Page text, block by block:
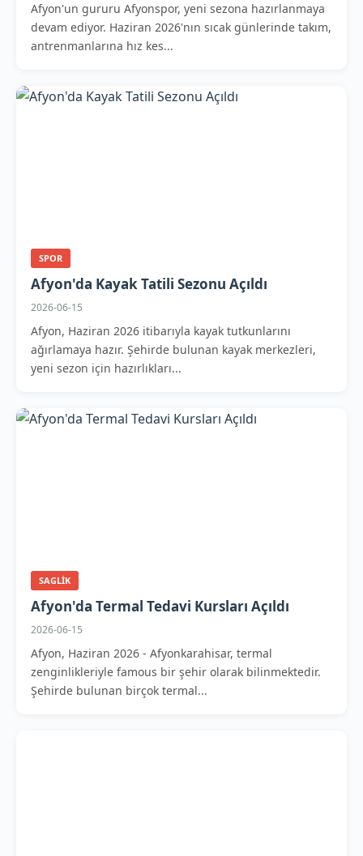
Afyon'un gururu Afyonspor, yeni sezona hazırlanmaya
devam ediyor. Haziran 2026'nın sıcak günlerinde takım,
antrenmanlarına hız kes...
SPOR
Afyon'da Kayak Tatili Sezonu Açıldı
2026-06-15
Afyon, Haziran 2026 itibarıyla kayak tutkunlarını
ağırlamaya hazır. Şehirde bulunan kayak merkezleri,
yeni sezon için hazırlıkları...
SAGLIK
Afyon'da Termal Tedavi Kursları Açıldı
2026-06-15
Afyon, Haziran 2026 - Afyonkarahisar, termal
zenginlikleriyle famous bir şehir olarak bilinmektedir.
Şehirde bulunan birçok termal...